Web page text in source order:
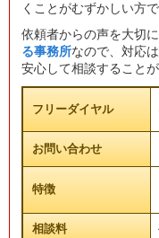
くことがむずかしい方で
依頼者からの声を大切に
る事務所なので、対応
安心して相談することが
フリーダイヤル
お問い合わせ
特徴
相談料